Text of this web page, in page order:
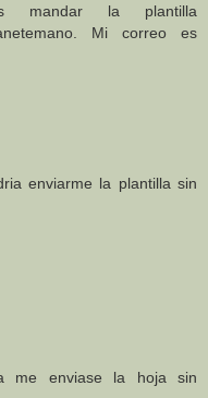
mandar la plantilla
Mi correo es
enviarme la plantilla sin
me enviase la hoja sin